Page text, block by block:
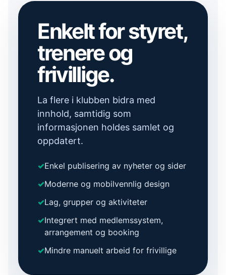
Enkelt for styret,
trenere og
frivillige.
La flere i klubben bidra med
innhold, samtidig som
informasjonen holdes samlet og
oppdatert.
✓Enkel publisering av nyheter og sider
✓Moderne og mobilvennlig design
✓Lag, grupper og aktiviteter
✓Integrert med medlemssystem,
arrangement og booking
✓Mindre manuelt arbeid for frivillige